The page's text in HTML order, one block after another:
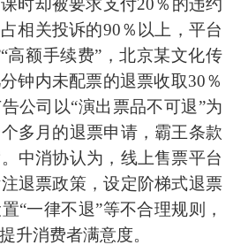
时却被要求支付20％的违约
相关投诉的90％以上，平台
高额手续费”，北京某文化传
钟内未配票的退票收取30％
公司以“演出票品不可退”为
多月的退票申请，霸王条款
中消协认为，线上售票平台
退票政策，设定阶梯式退票
“一律不退”等不合理规则，
升消费者满意度。